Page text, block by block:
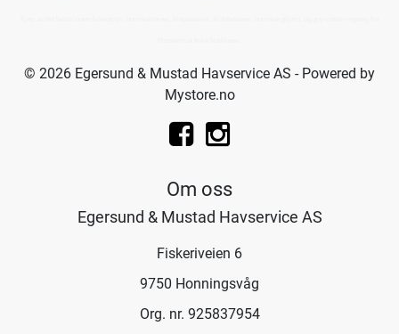
© 2026 Egersund & Mustad Havservice AS - Powered by
Mystore.no
Om oss
Egersund & Mustad Havservice AS
Fiskeriveien 6
9750 Honningsvåg
Org. nr. 925837954